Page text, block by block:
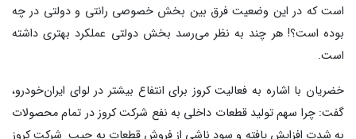
است که در این وضعیت فرق بین بخش خصوصی رانتی و دولتی در چه
بوده است؟! هر چند به نظر می‌رسد بخش دولتی عملکرد بهتری داشته
است.
خضریان با اشاره به فعالیت کروز برای انتفاع بیشتر در لوای ایران‌خودرو،
گفت: چرا سهم تولید قطعات داخلی به نفع شرکت کروز در تمام محصولات